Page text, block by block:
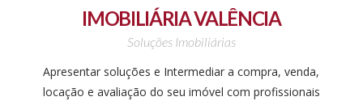
IMOBILIÁRIA VALÊNCIA
Soluções Imobiliárias
Apresentar soluções e Intermediar a compra, venda,
locação e avaliação do seu imóvel com profissionais